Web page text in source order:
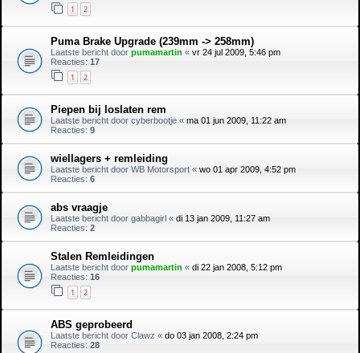
1 2
Puma Brake Upgrade (239mm -> 258mm)
Laatste bericht door pumamartin « vr 24 jul 2009, 5:46 pm
Reacties: 17
1 2
Piepen bij loslaten rem
Laatste bericht door cyberbootje « ma 01 jun 2009, 11:22 am
Reacties: 9
wiellagers + remleiding
Laatste bericht door WB Motorsport « wo 01 apr 2009, 4:52 pm
Reacties: 6
abs vraagje
Laatste bericht door gabbagirl « di 13 jan 2009, 11:27 am
Reacties: 2
Stalen Remleidingen
Laatste bericht door pumamartin « di 22 jan 2008, 5:12 pm
Reacties: 16
1 2
ABS geprobeerd
Laatste bericht door Clawz « do 03 jan 2008, 2:24 pm
Reacties: 28